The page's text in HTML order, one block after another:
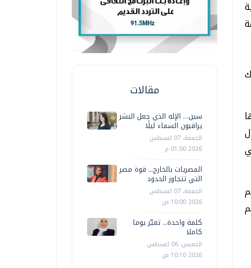
حال
مقالات
سين… الإله الذي جعل البشر
يراقبون السماء ليلًا
الجمعة، 07 اغسطس
2026 01:00 م
المصريات بالخارج... قوة مصر
التي تتجاوز الحدود
الجمعة، 07 اغسطس
2026 10:00 ص
كلمة واحدة... تغيّر يوما
كاملا
الخميس، 06 اغسطس
2026 10:10 ص